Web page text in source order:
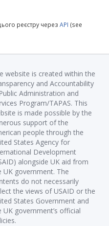
реєстру через API (see
website is created within the
and Accountability
Administration and
Program/TAPAS. This
is made possible by the
support of the
people through the
States Agency for
Development
alongside UK aid from
UK government. The
do not necessarily
the views of USAID or the
States Government and
UK government’s official